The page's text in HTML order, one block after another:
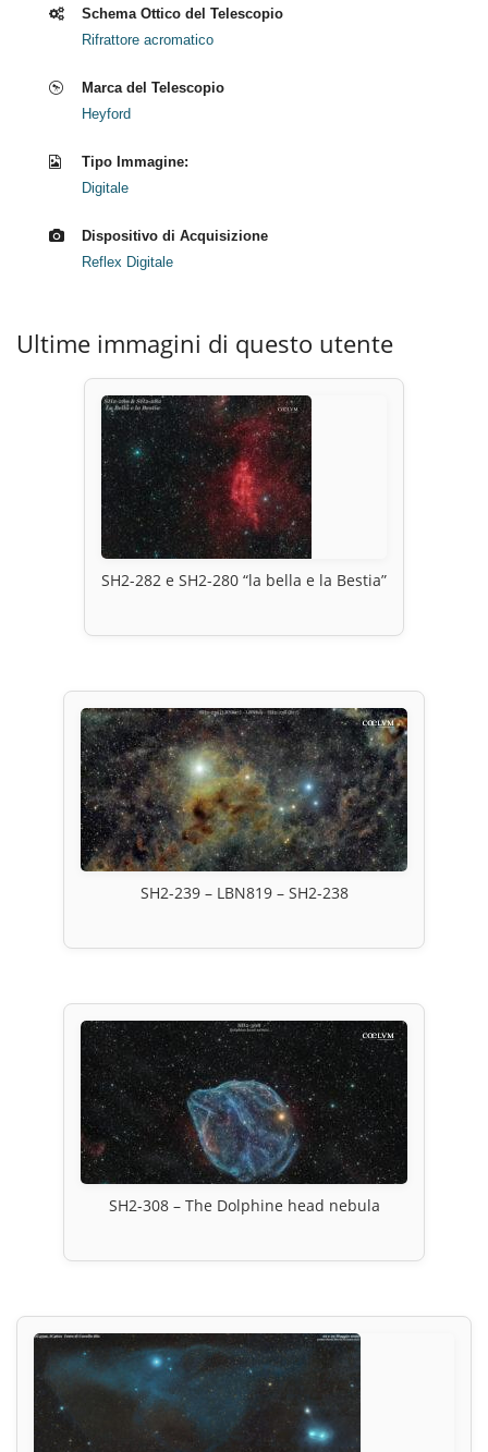
Schema Ottico del Telescopio
Rifrattore acromatico
Marca del Telescopio
Heyford
Tipo Immagine:
Digitale
Dispositivo di Acquisizione
Reflex Digitale
Ultime immagini di questo utente
SH2-282 e SH2-280 “la bella e la Bestia”
SH2-239 – LBN819 – SH2-238
SH2-308 – The Dolphine head nebula